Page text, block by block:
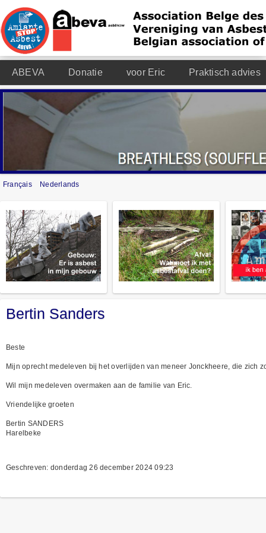
ABEVA Donatie voor Eric Praktisch advies
Français Nederlands
Bertin Sanders
Beste
Mijn oprecht medeleven bij het overlijden van meneer Jonckheere, die zich
Wil mijn medeleven overmaken aan de familie van Eric.
Vriendelijke groeten
Bertin SANDERS
Harelbeke
Geschreven: donderdag 26 december 2024 09:23